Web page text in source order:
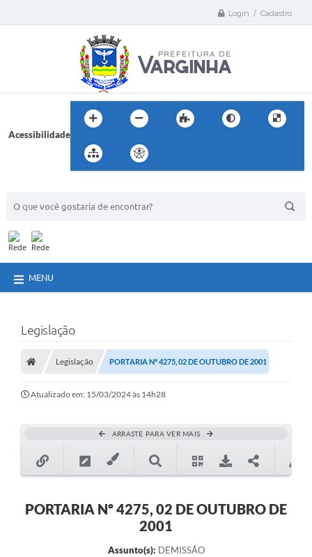
Login / Cadastro
Acessibilidade
MENU
Legislação
Legislação PORTARIA Nº 4275, 02 DE OUTUBRO DE 2001
Atualizado em: 15/03/2024 às 14h28
ARRASTE PARA VER MAIS
PORTARIA Nº 4275, 02 DE OUTUBRO DE
2001
Assunto(s): DEMISSÃO